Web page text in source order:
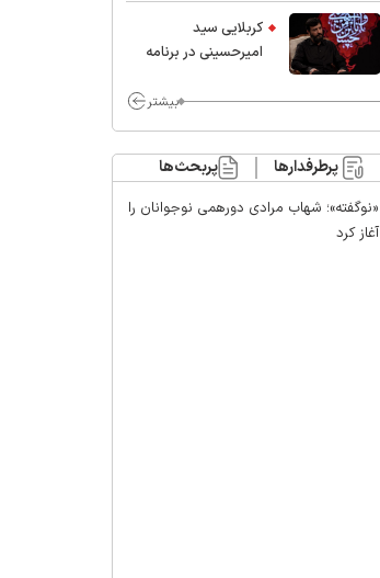
کربلایی سید
امیر‌حسینی در برنامه
محسن چاوشی چه
مراقب ماست/ مردم
دهن تفرقه افکنان بزنند
بیشتر
پرطرفدارها پربحث‌ها
«نوگفته»؛ شهاب مرادی دورهمی نوجوانان را
آغاز کرد